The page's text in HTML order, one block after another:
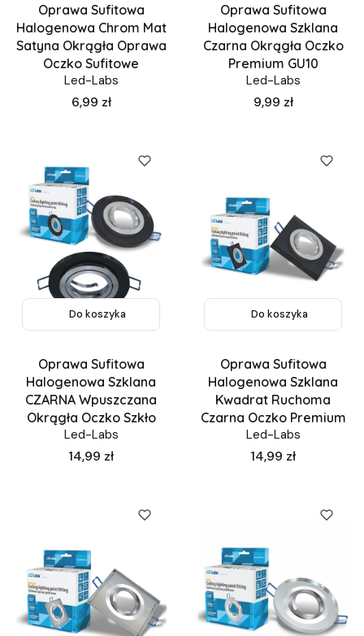
Oprawa Sufitowa
Halogenowa Chrom Mat
Satyna Okrągła Oprawa
Oczko Sufitowe
Led-Labs
Cena
6,99 zł
Oprawa Sufitowa
Halogenowa Szklana
Czarna Okrągła Oczko
Premium GU10
Led-Labs
Cena
9,99 zł
Do koszyka
Oprawa Sufitowa
Halogenowa Szklana
CZARNA Wpuszczana
Okrągła Oczko Szkło
Led-Labs
Cena
14,99 zł
Do koszyka
Oprawa Sufitowa
Halogenowa Szklana
Kwadrat Ruchoma
Czarna Oczko Premium
Led-Labs
Cena
14,99 zł